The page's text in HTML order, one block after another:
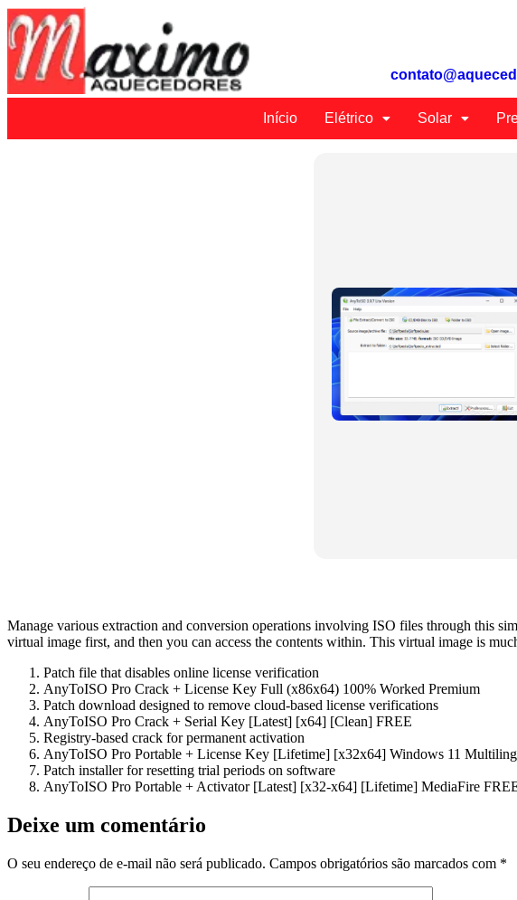
Início Elétrico Solar
Manage various extraction and conversion operations involving ISO files through this
virtual image first, and then you can access the contents within. This virtual image is
Patch file that disables online license verification
AnyToISO Pro Crack + License Key Full (x86x64) 100% Worked Premium
Patch download designed to remove cloud-based license verifications
AnyToISO Pro Crack + Serial Key [Latest] [x64] [Clean] FREE
Registry-based crack for permanent activation
AnyToISO Pro Portable + License Key [Lifetime] [x32x64] Windows 11
Patch installer for resetting trial periods on software
AnyToISO Pro Portable + Activator [Latest] [x32-x64] [Lifetime] MediaFire
Deixe um comentário
O seu endereço de e-mail não será publicado. Campos obrigatórios são marcados com *